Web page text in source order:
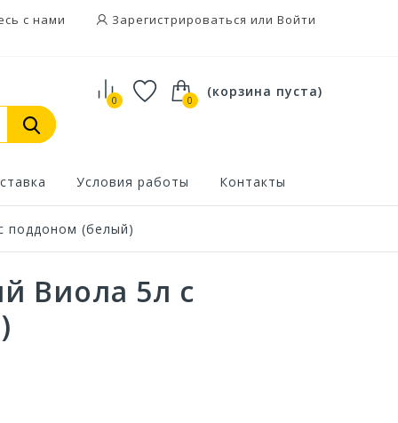
с нами Зарегистрироваться или Войти
0
(корзина пуста)
0
Условия работы Контакты
поддоном (белый)
Виола 5л с